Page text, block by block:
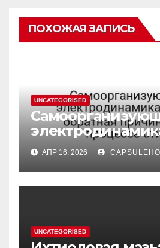
ПОХОЖАЯ ЗАПИСЬ
UNCATEGORISED
обратная
процессе стирки
АПР 16, 2026
UNCATEGORISED